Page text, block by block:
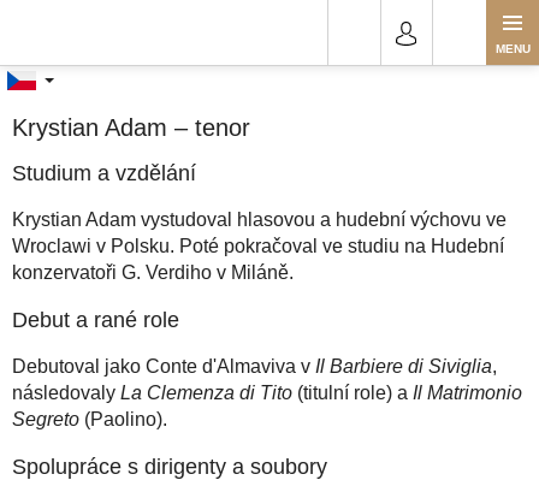
obsah
Krystian Adam – tenor
Studium a vzdělání
Krystian Adam vystudoval hlasovou a hudební výchovu ve
Wroclawi v Polsku. Poté pokračoval ve studiu na Hudební
konzervatoři G. Verdiho v Miláně.
Debut a rané role
Debutoval jako Conte d'Almaviva v Il Barbiere di Siviglia,
následovaly La Clemenza di Tito (titulní role) a Il Matrimonio
Segreto (Paolino).
Spolupráce s dirigenty a soubory